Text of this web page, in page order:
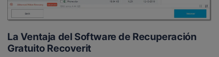
La Ventaja del Software de Recuperación
Gratuito Recoverit